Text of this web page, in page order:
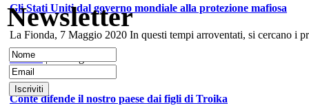
Gli Stati Uniti dal governo mondiale alla protezione mafiosa
La Fionda, 7 Maggio 2020 In questi tempi arroventati, si cercano i
Articoli
Conte difende il nostro paese dai figli di Troika
Newsletter